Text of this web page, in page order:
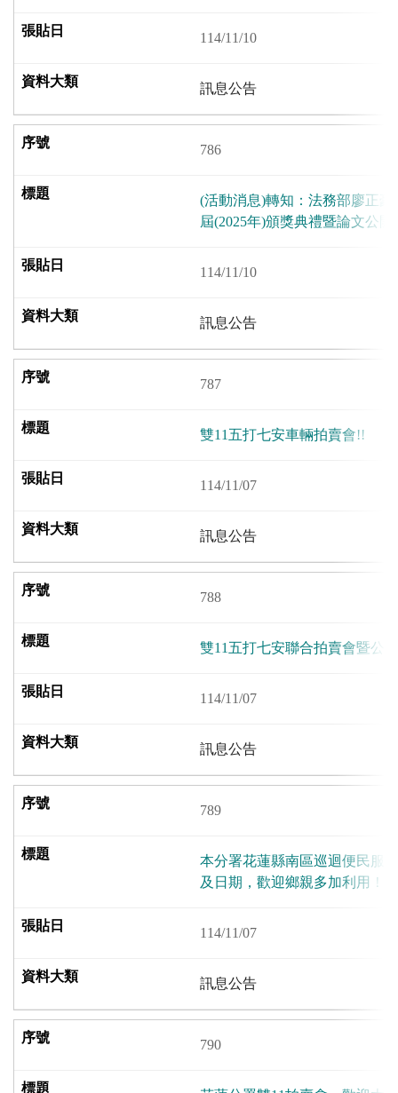
114/11/10
訊息公告
786
(活動消息)轉知：法務部廖正
屆(2025年)頒獎典禮暨論文公
114/11/10
訊息公告
787
雙11五打七安車輛拍賣會!!
114/11/07
訊息公告
788
雙11五打七安聯合拍賣會暨公
114/11/07
訊息公告
789
本分署花蓮縣南區巡迴便民服
及日期，歡迎鄉親多加利用！
114/11/07
訊息公告
790